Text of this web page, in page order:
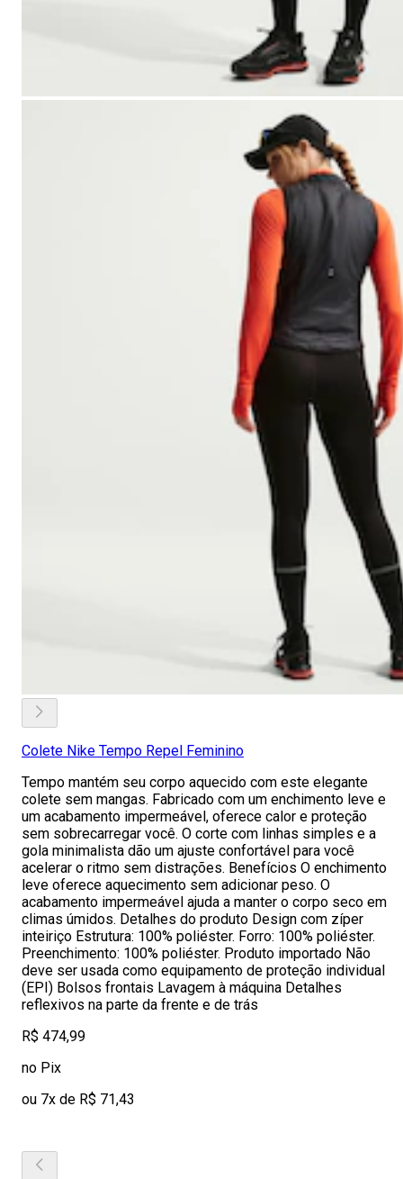
Colete Nike Tempo Repel Feminino
Tempo mantém seu corpo aquecido com este elegante
colete sem mangas. Fabricado com um enchimento leve e
um acabamento impermeável, oferece calor e proteção
sem sobrecarregar você. O corte com linhas simples e a
gola minimalista dão um ajuste confortável para você
acelerar o ritmo sem distrações. Benefícios O enchimento
leve oferece aquecimento sem adicionar peso. O
acabamento impermeável ajuda a manter o corpo seco em
climas úmidos. Detalhes do produto Design com zíper
inteiriço Estrutura: 100% poliéster. Forro: 100% poliéster.
Preenchimento: 100% poliéster. Produto importado Não
deve ser usada como equipamento de proteção individual
(EPI) Bolsos frontais Lavagem à máquina Detalhes
reflexivos na parte da frente e de trás
R$ 474,99
no Pix
ou 7x de R$ 71,43